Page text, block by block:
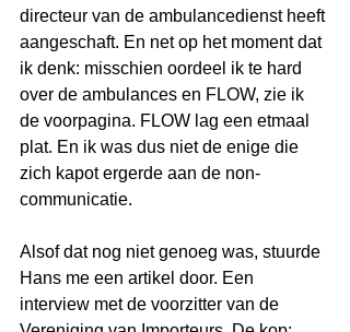
directeur van de ambulancedienst heeft
aangeschaft. En net op het moment dat
ik denk: misschien oordeel ik te hard
over de ambulances en FLOW, zie ik
de voorpagina. FLOW lag een etmaal
plat. En ik was dus niet de enige die
zich kapot ergerde aan de non-
communicatie.
Alsof dat nog niet genoeg was, stuurde
Hans me een artikel door. Een
interview met de voorzitter van de